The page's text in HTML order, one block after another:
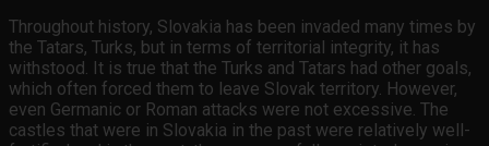
Throughout history, Slovakia has been invaded many times by
the Tatars, Turks, but in terms of territorial integrity, it has
withstood. It is true that the Turks and Tatars had other goals,
which often forced them to leave Slovak territory. However,
even Germanic or Roman attacks were not excessive. The
castles that were in Slovakia in the past were relatively well-